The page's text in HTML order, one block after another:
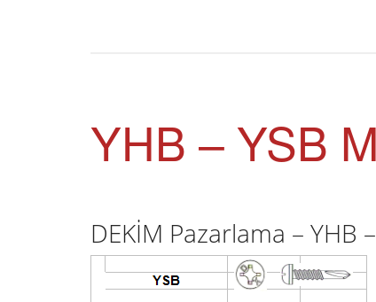
YHB – YSB
DEKİM Pazarlama – YHB